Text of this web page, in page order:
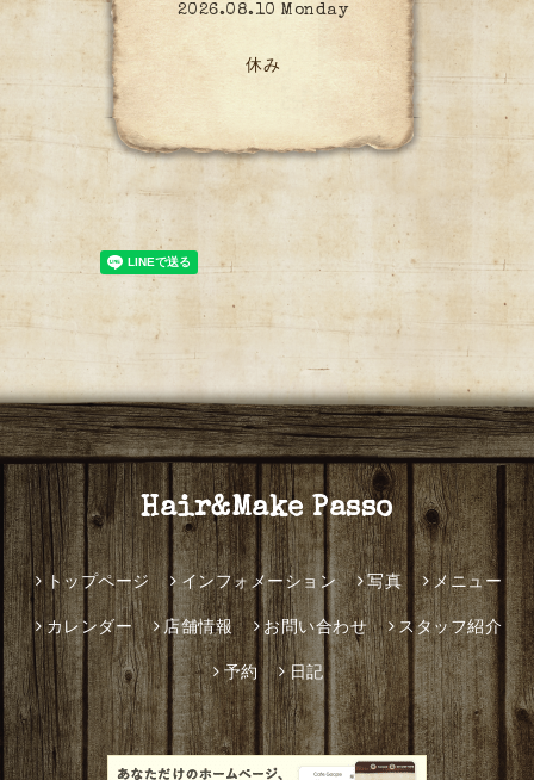
2026.08.10 Monday
休み
Hair&Make Passo
トップページ インフォメーション 写真 メニュー
カレンダー 店舗情報 お問い合わせ スタッフ紹介
予約 日記